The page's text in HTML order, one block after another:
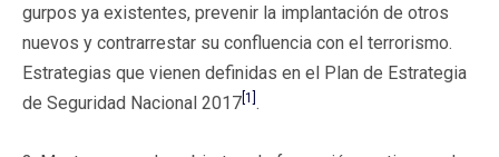
gurpos ya existentes, prevenir la implantación de otros
nuevos y contrarrestar su confluencia con el terrorismo.
Estrategias que vienen definidas en el Plan de Estrategia
de Seguridad Nacional 2017 [1] .